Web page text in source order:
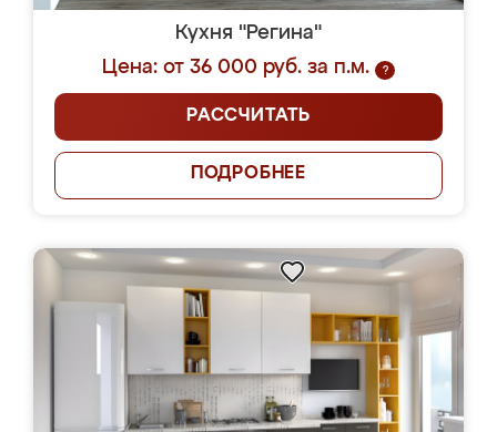
Кухня "Регина"
Цена: от 36 000 руб. за п.м.
?
РАССЧИТАТЬ
ПОДРОБНЕЕ